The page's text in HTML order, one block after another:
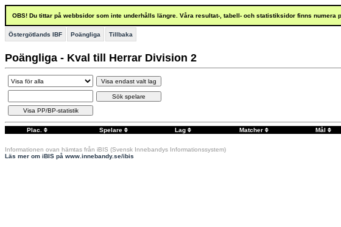
OBS! Du tittar på webbsidor som inte underhålls längre. Våra resultat-, tabell- och statistiksidor finns numera
Östergötlands IBF Poängliga Tillbaka
Poängliga - Kval till Herrar Division 2
Visa endast valt lag
Sök spelare
Visa PP/BP-statistik
Plac. Spelare Lag Matcher Mål
Informationen ovan hämtas från iBIS (Svensk Innebandys Informationssystem)
Läs mer om iBIS på www.innebandy.se/ibis